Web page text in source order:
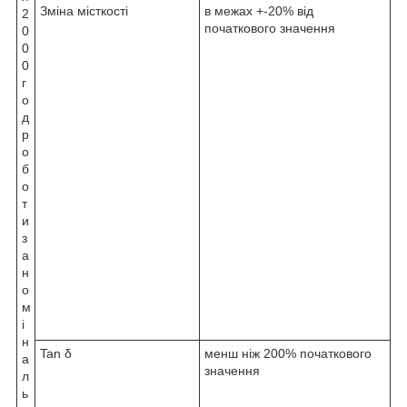
2
0
0
0
г
о
д
р
о
б
о
т
и
з
а
н
о
м
і
н
а
л
ь
Зміна місткості
в межах +-20% від
початкового значення
Tan δ
менш ніж 200% початкового
значення